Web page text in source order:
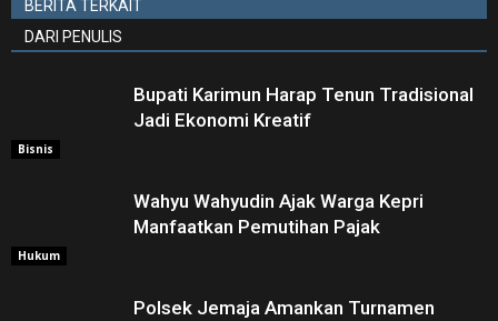
BERITA TERKAIT
DARI PENULIS
Bisnis
Bupati Karimun Harap Tenun Tradisional
Jadi Ekonomi Kreatif
Hukum
Wahyu Wahyudin Ajak Warga Kepri
Manfaatkan Pemutihan Pajak
Polsek Jemaja Amankan Turnamen